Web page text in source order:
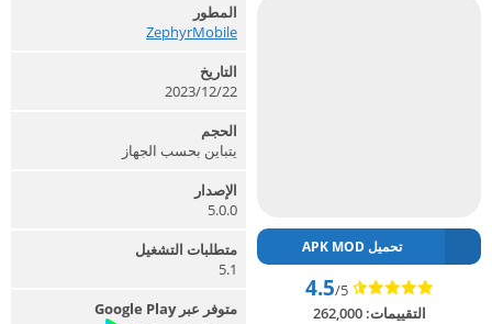
تحميل APK MOD
4.5/5
التقييمات:262,000
المطور
ZephyrMobile‏
التاريخ
22‏/12‏/2023
الحجم
يتباين بحسب الجهاز
الإصدار
5.0.0
متطلبات التشغيل
5.1
متوفر عبر Google Play